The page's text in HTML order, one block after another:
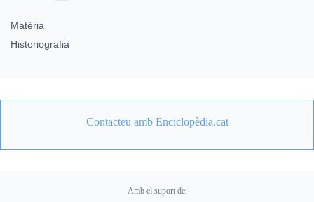
Matèria
Historiografia
Contacteu amb Enciclopèdia.cat
Amb el suport de: